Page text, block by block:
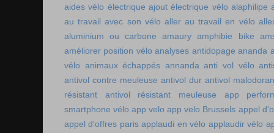
aides vélo électrique ajout électrique vélo alaphilipe
au travail avec son vélo aller au travail en vélo
aluminium ou carbone
amaury amphibie bike
améliorer position vélo analyses antidopage ananda
vélo animaux échappés annanda anti vol vélo
antivol contre meuleuse antivol dur antivol
résistant
antivol résistant meuleuse
app
smartphone vélo app velo app velo Brussels appel
appel d'offres paris applaudi en vélo applaudir vélo